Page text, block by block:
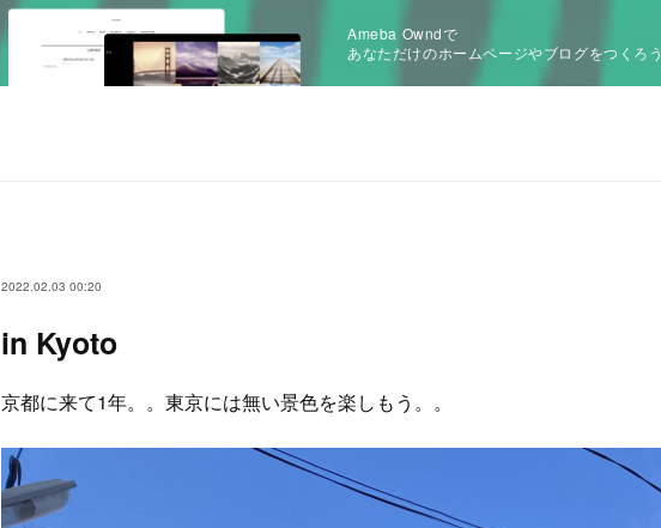
Ameba Owndで
あなただけのホームページやブログをつくろう
2022.02.03 00:20
in Kyoto
京都に来て1年。。東京には無い景色を楽しもう。。